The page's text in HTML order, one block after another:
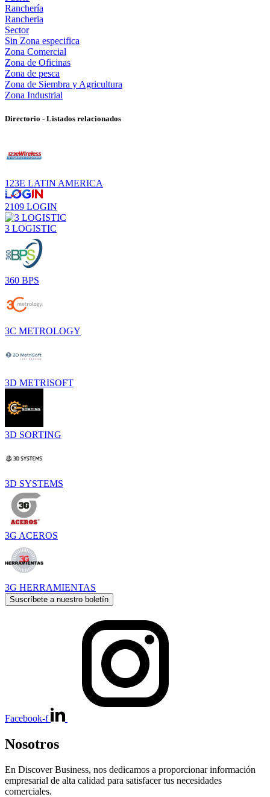
Ranchería
Rancheria
Sector
Sin Zona especifica
Zona Comercial
Zona de Oficinas
Zona de pesca
Zona de Siembra y Agricultura
Zona Industrial
Directorio - Listados relacionados
123E LATIN AMERICA
2109 LOGIN
3 LOGISTIC
360 BPS
3C METROLOGY
3D METRISOFT
3D SORTING
3D SYSTEMS
3G ACEROS
3G HERRAMIENTAS
Suscríbete a nuestro boletín
Facebook-f
Nosotros
En Discover Business, nos dedicamos a proporcionar información
empresarial de alta calidad para satisfacer tus necesidades
comerciales.